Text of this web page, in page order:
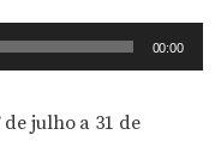
00:00
de julho a 31 de